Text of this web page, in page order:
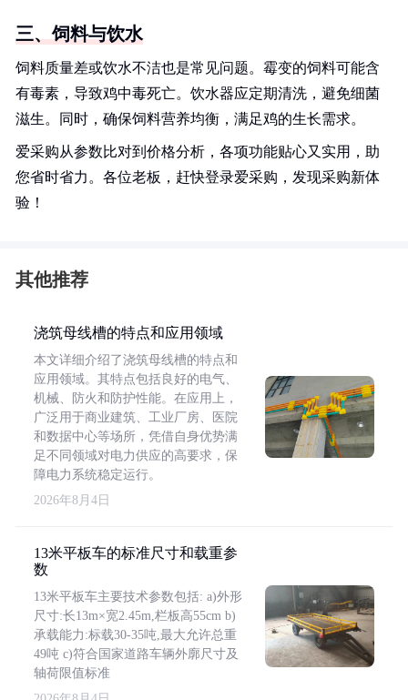
三、饲料与饮水
饲料质量差或饮水不洁也是常见问题。霉变的饲料可能含
有毒素，导致鸡中毒死亡。饮水器应定期清洗，避免细菌
滋生。同时，确保饲料营养均衡，满足鸡的生长需求。
爱采购从参数比对到价格分析，各项功能贴心又实用，助
您省时省力。各位老板，赶快登录爱采购，发现采购新体
验！
其他推荐
浇筑母线槽的特点和应用领域
本文详细介绍了浇筑母线槽的特点和
应用领域。其特点包括良好的电气、
机械、防火和防护性能。在应用上，
广泛用于商业建筑、工业厂房、医院
和数据中心等场所，凭借自身优势满
足不同领域对电力供应的高要求，保
障电力系统稳定运行。
2026年8月4日
13米平板车的标准尺寸和载重参
数
13米平板车主要技术参数包括: a)外形
尺寸:长13m×宽2.45m,栏板高55cm b)
承载能力:标载30-35吨,最大允许总重
49吨 c)符合国家道路车辆外廓尺寸及
轴荷限值标准